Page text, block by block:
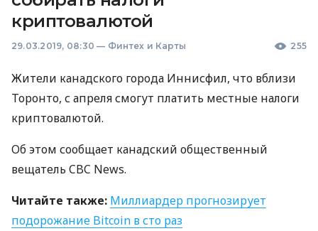
криптовалютой
29.03.2019, 08:30 — Финтех и Карты 255
Жители канадского города Иннисфил, что вблизи
Торонто, с апреля смогут платить местные налоги
криптовалютой.
Об этом сообщает канадский общественный
вещатель CBC News.
Читайте также: Миллиардер прогнозирует
подорожание Bitcoin в сто раз